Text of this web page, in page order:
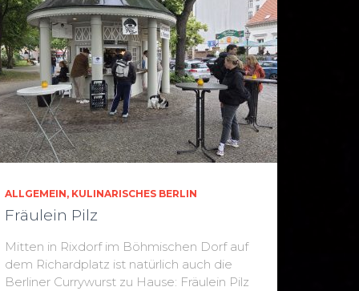
ALLGEMEIN KULINARISCHES BERLIN
Fräulein Pilz
Mitten in Rixdorf im Böhmischen Dorf auf
dem Richardplatz ist natürlich auch die
Berliner Currywurst zu Hause: Fräulein Pilz